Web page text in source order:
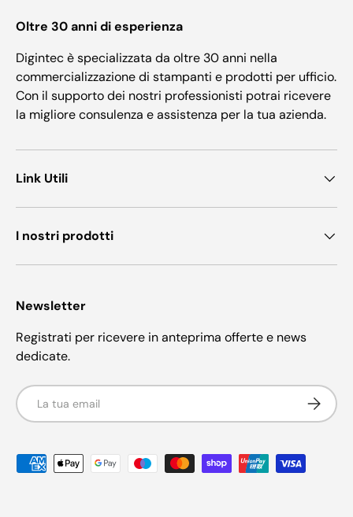
Oltre 30 anni di esperienza
Digintec è specializzata da oltre 30 anni nella
commercializzazione di stampanti e prodotti per ufficio.
Con il supporto dei nostri professionisti potrai ricevere
la migliore consulenza e assistenza per la tua azienda.
Link Utili
I nostri prodotti
Newsletter
Registrati per ricevere in anteprima offerte e news
dedicate.
Email Iscriviti
Metodi di pagamento accettati